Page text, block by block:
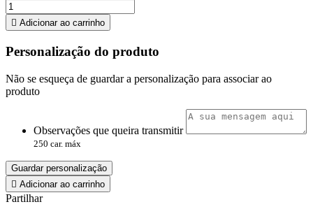
 Adicionar ao carrinho
Personalização do produto
Não se esqueça de guardar a personalização para associar ao
produto
Observações que queira transmitir
250 car. máx
Guardar personalização
 Adicionar ao carrinho
Partilhar